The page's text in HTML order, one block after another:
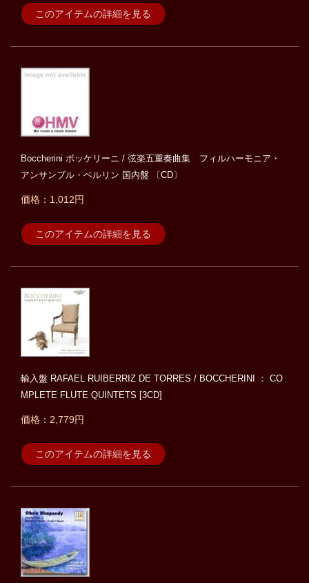
このアイテムの詳細を見る
Boccherini ボッケリーニ / 弦楽五重奏曲集 フィルハーモニア・
アンサンブル・ベルリン 国内盤 〔CD〕
価格：1,012円
このアイテムの詳細を見る
輸入盤 RAFAEL RUIBERRIZ DE TORRES / BOCCHERINI ： CO
MPLETE FLUTE QUINTETS [3CD]
価格：2,779円
このアイテムの詳細を見る